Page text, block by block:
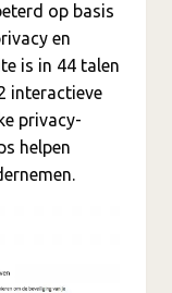
op basis
en
is in 44 talen
interactieve
privacy-
helpen